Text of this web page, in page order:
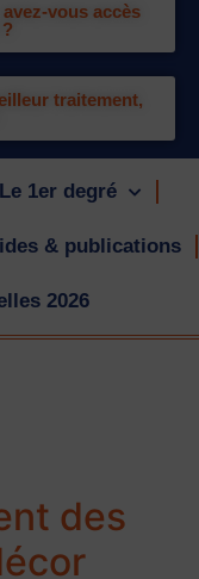
vous accès
traitement,
Le 1er degré
& publications
2026
des